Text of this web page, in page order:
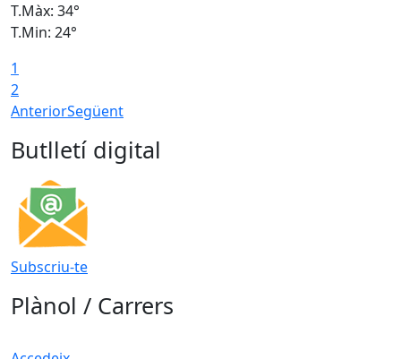
T.Màx: 34°
T.Min: 24°
1
2
AnteriorSegüent
Butlletí digital
Subscriu-te
Plànol / Carrers